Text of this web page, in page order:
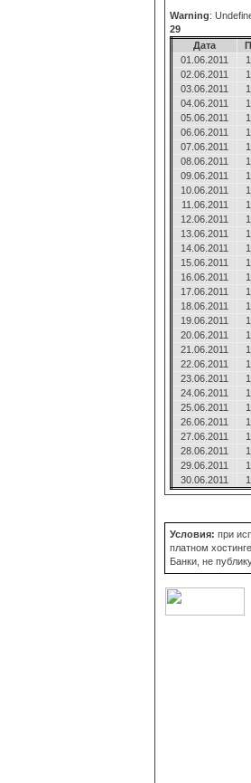
Warning:
29
Дата
01.06.2011
02.06.2011
03.06.2011
04.06.2011
05.06.2011
06.06.2011
07.06.2011
08.06.2011
09.06.2011
10.06.2011
11.06.2011
12.06.2011
13.06.2011
14.06.2011
15.06.2011
16.06.2011
17.06.2011
18.06.2011
19.06.2011
20.06.2011
21.06.2011
22.06.2011
23.06.2011
24.06.2011
25.06.2011
26.06.2011
27.06.2011
28.06.2011
29.06.2011
30.06.2011
Условия: при
платном
Банки, не